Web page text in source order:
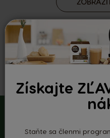
Naša
Získajte
Staňte sa členmi